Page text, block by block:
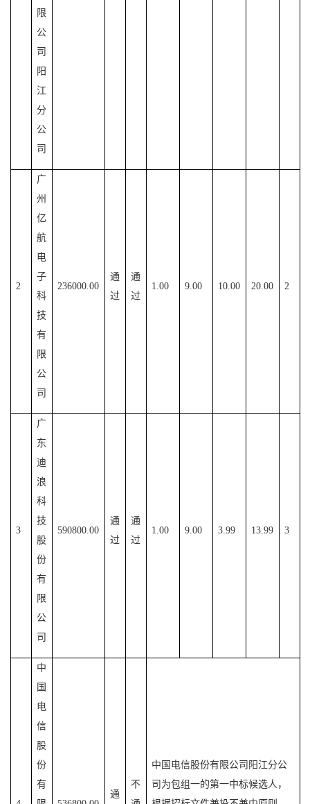
限
公
司
阳
江
分
公
司
2
广
州
亿
航
电
子
科
技
有
限
公
司
236000.00
通
过
通
过
1.00 9.00 10.00 20.00 2
3
广
东
迪
浪
科
技
股
份
有
限
公
司
590800.00
通
过
通
过
1.00 9.00 3.99 13.99 3
中
国
电
信
股
份
有
通
不
中国电信股份有限公司阳江分公
司为包组一的第一中标候选人，